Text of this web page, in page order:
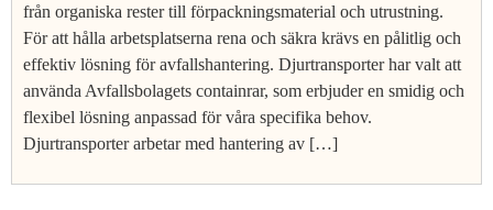
från organiska rester till förpackningsmaterial och utrustning.
För att hålla arbetsplatserna rena och säkra krävs en pålitlig och
effektiv lösning för avfallshantering. Djurtransporter har valt att
använda Avfallsbolagets containrar, som erbjuder en smidig och
flexibel lösning anpassad för våra specifika behov.
Djurtransporter arbetar med hantering av […]